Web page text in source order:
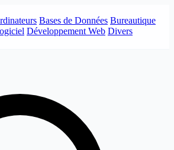
Bases de Données Bureautique
Développement Web Divers